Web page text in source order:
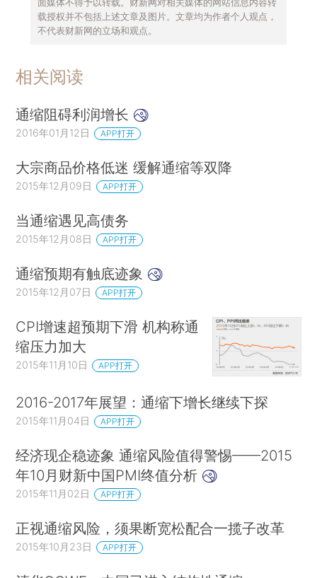
载授权并不包括上述文章及图片。文章均为作者个人观点，
不代表财新网的立场和观点。
相关阅读
通缩阻碍利润增长
2016年01月12日 APP打开
大宗商品价格低迷 缓解通缩等双降
2015年12月09日 APP打开
当通缩遇见高债务
2015年12月08日 APP打开
通缩预期有触底迹象
2015年12月07日 APP打开
CPI增速超预期下滑 机构称通
缩压力加大
2015年11月10日 APP打开
2016-2017年展望：通缩下增长继续下探
2015年11月04日 APP打开
经济现企稳迹象 通缩风险值得警惕——2015
年10月财新中国PMI终值分析
2015年11月02日 APP打开
正视通缩风险，须果断宽松配合一揽子改革
2015年10月23日 APP打开